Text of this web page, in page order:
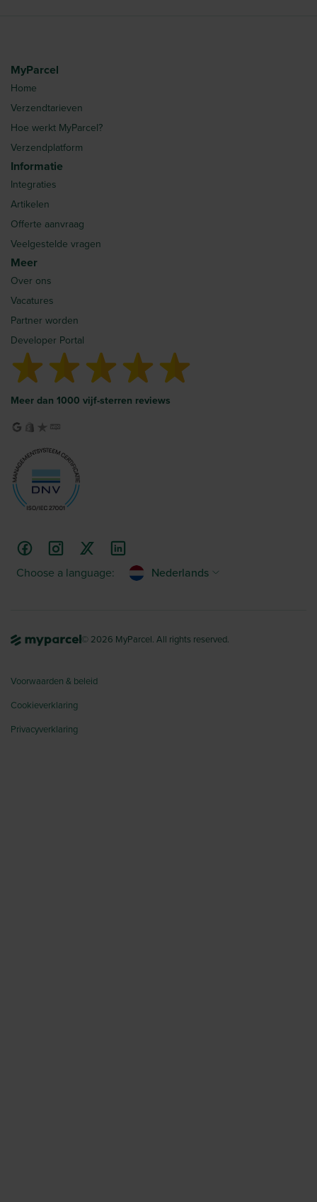
MyParcel
Home
Verzendtarieven
Hoe werkt MyParcel?
Verzendplatform
Informatie
Integraties
Artikelen
Offerte aanvraag
Veelgestelde vragen
Meer
Over ons
Vacatures
Partner worden
Developer Portal
Meer dan 1000 vijf-sterren reviews
Choose a language: Nederlands
© 2026 MyParcel. All rights reserved.
Voorwaarden & beleid
Cookieverklaring
Privacyverklaring